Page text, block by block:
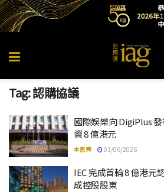
Tag:認購協議
國際娛樂向 DigiPlus
資 8 億港元
本思齊 03/06/2026
IEC 完成首輪 8 億港元
成控股股東